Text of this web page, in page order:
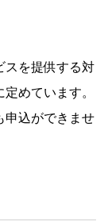
スを提供する対
めています。
申込ができませ